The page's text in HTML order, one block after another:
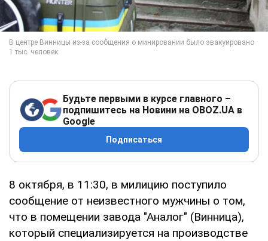
Будьте первыми в курсе главного –
подпишитесь на Новини на OBOZ.UA в
Google
Подписаться
8 октября, в 11:30, в милицию поступило
сообщение от неизвестного мужчины о том,
что в помещении завода "Аналог" (Винница),
который специализируется на производстве